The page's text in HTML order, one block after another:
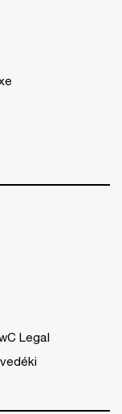
Legal